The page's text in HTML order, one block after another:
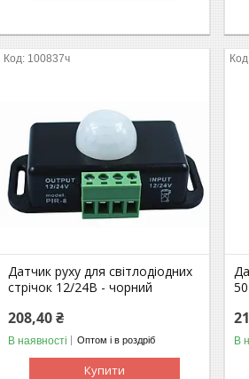
100837ч
Датчик руху для світлодіодних
стрічок 12/24В - чорний
208,40 ₴
В наявності Оптом і в роздріб
Купити
В